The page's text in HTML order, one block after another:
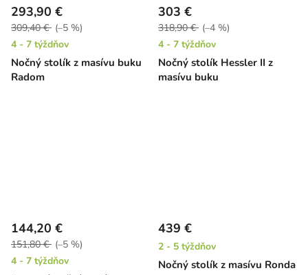
Nočný stolík z masívu buku
Radom
293,90 €
309,40 € (–5 %)
4 - 7 týždňov
Nočný stolík Hessler II z
masívu buku
303 €
318,90 € (–4 %)
4 - 7 týždňov
144,20 €
151,80 € (–5 %)
4 - 7 týždňov
Nočný stolík z masívu Ronda
439 €
2 - 5 týždňov